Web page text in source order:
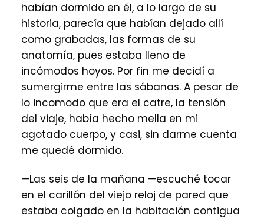
habían dormido en él, a lo largo de su
historia, parecía que habían dejado allí
como grabadas, las formas de su
anatomía, pues estaba lleno de
incómodos hoyos. Por fin me decidí a
sumergirme entre las sábanas. A pesar de
lo incomodo que era el catre, la tensión
del viaje, había hecho mella en mi
agotado cuerpo, y casi, sin darme cuenta
me quedé dormido.
—Las seis de la mañana —escuché tocar
en el carillón del viejo reloj de pared que
estaba colgado en la habitación contigua